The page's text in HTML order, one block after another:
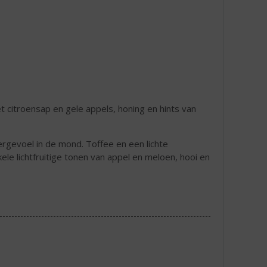
en gele appels, honing en hints van
in de mond. Toffee en een lichte
lichtfruitige tonen van appel en meloen, hooi en